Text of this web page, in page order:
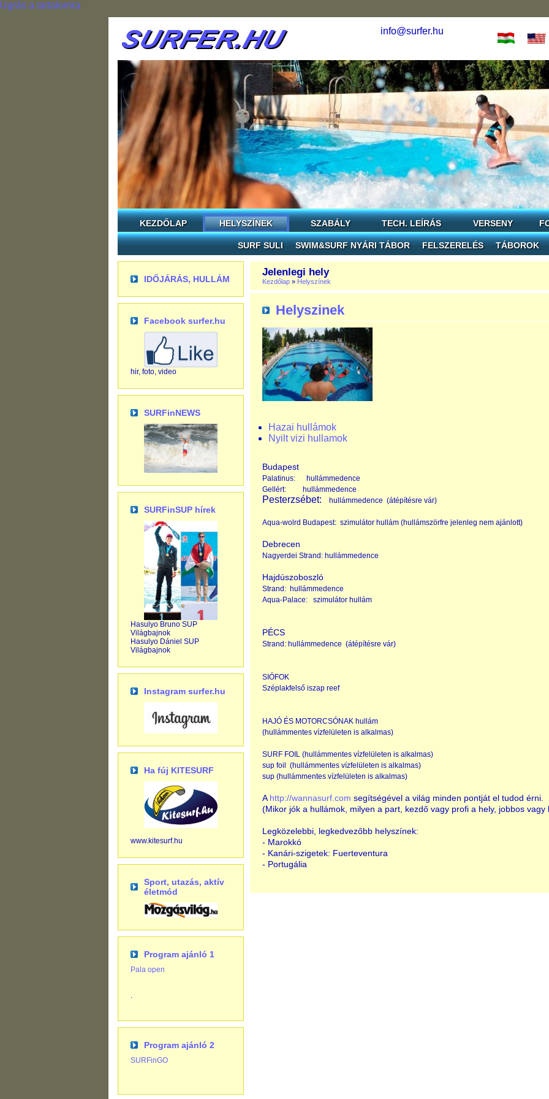
Ugrás a tartalomra
info@surfer.hu
KEZDŐLAP HELYSZÍNEK SZABÁLY TECH. LEÍRÁS VERSENY
SURF SULI SWIM&SURF NYÁRI TÁBOR FELSZERELÉS TÁBOROK
IDŐJÁRÁS, HULLÁM
Facebook surfer.hu
hir, foto, video
SURFinNEWS
SURFinSUP hírek
Hasulyo Bruno SUP
Világbajnok
Hasulyo Dániel SUP
Világbajnok
Instagram surfer.hu
Ha fúj KITESURF
www.kitesurf.hu
Sport, utazás, aktív
életmód
Program ajánló 1
Pala open
.
Program ajánló 2
SURFinGO
Jelenlegi hely
Kezdőlap » Helyszínek
Helyszinek
Hazai hullámok
Nyilt vizi hullamok
Budapest
Palatinus: hullámmedence
Gellért: hullámmedence
Pesterzsébet: hullámmedence (átépítésre vár)
Aqua-wolrd Budapest: szimulátor hullám (hullámszörfre jelenleg nem ajánlott)
Debrecen
Nagyerdei Strand: hullámmedence
Hajdúszoboszló
Strand: hullámmedence
Aqua-Palace: szimulátor hullám
PÉCS
Strand: hullámmedence (átépítésre vár)
SIÓFOK
Széplakfelső iszap reef
HAJÓ ÉS MOTORCSÓNAK hullám
(hullámmentes vízfelületen is alkalmas)
SURF FOIL (hullámmentes vízfelületen is alkalmas)
sup foil (hullámmentes vízfelületen is alkalmas)
sup (hullámmentes vízfelületen is alkalmas)
A http://wannasurf.com segítségével a világ minden pontját el tudod érni.
(Mikor jók a hullámok, milyen a part, kezdő vagy profi a hely, jobbos vagy
Legközelebbi, legkedvezőbb helyszínek:
- Marokkó
- Kanári-szigetek: Fuerteventura
- Portugália